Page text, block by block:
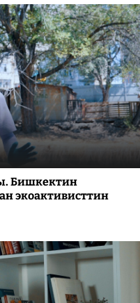
Бишкектин
экоактивисттин